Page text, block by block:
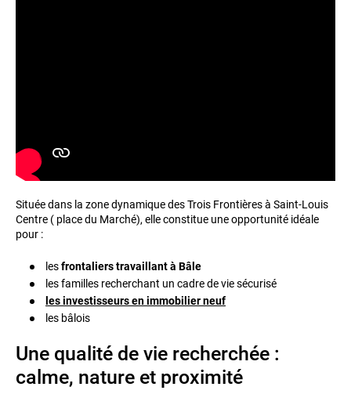
Située dans la zone dynamique des Trois Frontières à Saint-Louis
Centre ( place du Marché), elle constitue une opportunité idéale
pour :
lesfrontaliers travaillant à Bâle
les familles recherchant un cadre de vie sécurisé
les investisseurs en immobilier neuf
les bâlois
Une qualité de vie recherchée :
calme, nature et proximité